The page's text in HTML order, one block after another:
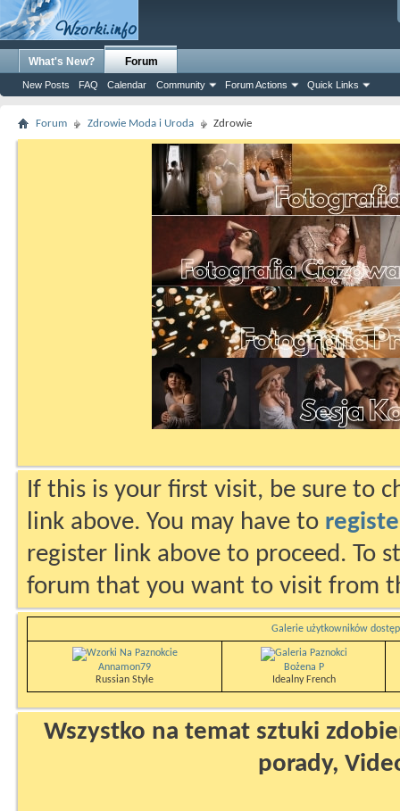
What's New? Forum
New Posts FAQ Calendar Community Forum Actions Quick Links
Forum Zdrowie Moda i Uroda Zdrowie
If this is your first visit, be sure to
link above. You may have to
register link above to proceed. To
forum that you want to visit from
Galerie użytkowników
Annamon79
Russian Style
Bożena P
Idealny French
Wszystko na temat sztuki
porady,